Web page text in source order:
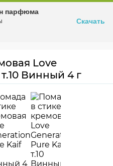
11, к. 1
Love
Винный 4 г
парфюма
Скачать